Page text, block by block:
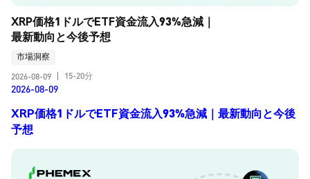
XRP価格1ドルでETF資金流入93%急減｜
最新動向と今後予想
市場洞察
2026-08-09
15-20分
2026-08-09
XRP価格1ドルでETF資金流入93%急減｜最新動向と今後
予想